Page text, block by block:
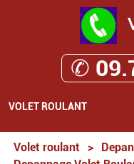
✆
VOLET ROULANT
Volet roulant >